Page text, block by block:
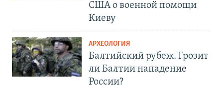
США о военной помощи
Киеву
АРХЕОЛОГИЯ
Балтийский рубеж. Грозит
ли Балтии нападение
России?